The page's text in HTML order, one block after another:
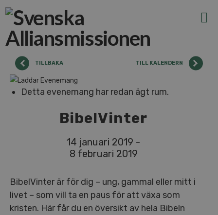
TILLBAKA TILL KALENDERN
Detta evenemang har redan ägt rum.
BibelVinter
14 januari 2019 -
8 februari 2019
BibelVinter är för dig – ung, gammal eller mitt i
livet – som vill ta en paus för att växa som
kristen. Här får du en översikt av hela Bibeln